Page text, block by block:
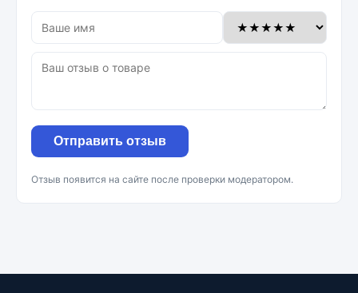
Отправить отзыв
Отзыв появится на сайте после проверки модератором.